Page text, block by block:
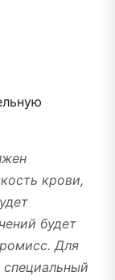
крови,
будет
Для